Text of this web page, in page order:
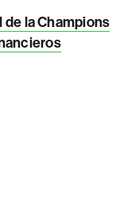
de la Champions